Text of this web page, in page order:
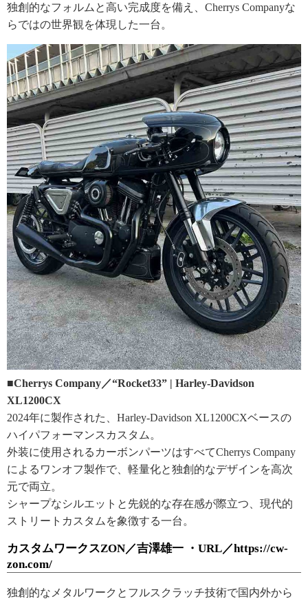
独創的なフォルムと高い完成度を備え、Cherrys Companyな
らではの世界観を体現した一台。
■Cherrys Company／“Rocket33” | Harley-Davidson
XL1200CX
2024年に製作された、Harley-Davidson XL1200CXベースの
ハイパフォーマンスカスタム。
外装に使用されるカーボンパーツはすべてCherrys Company
によるワンオフ製作で、軽量化と独創的なデザインを高次
元で両立。
シャープなシルエットと先鋭的な存在感が際立つ、現代的
ストリートカスタムを象徴する一台。
カスタムワークスZON／吉澤雄一 ・URL／https://cw-
zon.com/
独創的なメタルワークとフルスクラッチ技術で国内外から